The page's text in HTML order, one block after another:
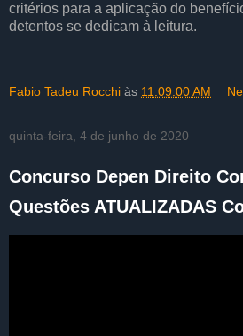
critérios para a aplicação do
detentos se dedicam à leitura.
Fabio Tadeu Rocchi às 11:09:00 AM
quinta-feira, 4 de junho de 2020
Concurso Depen Direito
Questões ATUALIZADAS